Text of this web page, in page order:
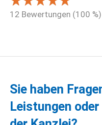
12 Bewertungen (100 %)
Sie haben
Leistungen